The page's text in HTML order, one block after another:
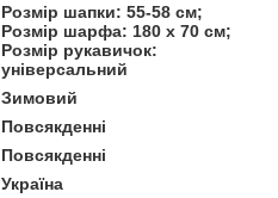
Розмір шапки: 55-58 см;
Розмір шарфа: 180 х 70 см;
Розмір рукавичок:
універсальний
Зимовий
Повсякденні
Повсякденні
Україна